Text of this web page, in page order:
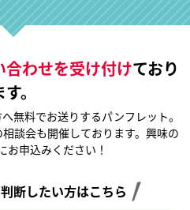
合わせを受け付けており
。
無料でお送りするパンフレット。
談会も開催しております。興味の
お申込みください！
断したい方はこちら